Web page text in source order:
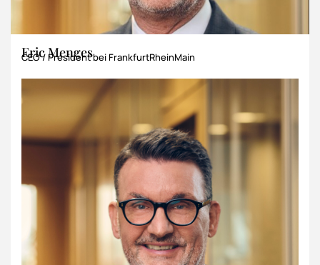
Eric Menges
CEO / President bei FrankfurtRheinMain